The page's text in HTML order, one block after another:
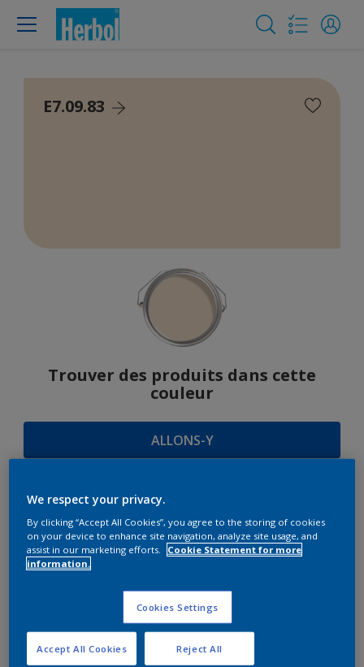
E7.09.83
Trouver des produits dans cette
couleur
ALLONS-Y
SUGGESTIONS
D'HARMONIES
Le Blanc Parfait
We respect your privacy.
By clicking “Accept All Cookies”, you agree to the storing of cookies
on your device to enhance site navigation, analyze site usage, and
assist in our marketing efforts.
Cookie Statement for more
information.
Cookies Settings
Reject All
Accept All Cookies